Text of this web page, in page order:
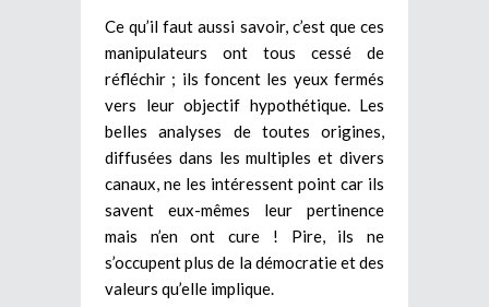
Ce qu’il faut aussi savoir, c’est que ces
manipulateurs ont tous cessé de
réfléchir ; ils foncent les yeux fermés
vers leur objectif hypothétique. Les
belles analyses de toutes origines,
diffusées dans les multiples et divers
canaux, ne les intéressent point car ils
savent eux-mêmes leur pertinence
mais n’en ont cure ! Pire, ils ne
s’occupent plus de la démocratie et des
valeurs qu’elle implique.